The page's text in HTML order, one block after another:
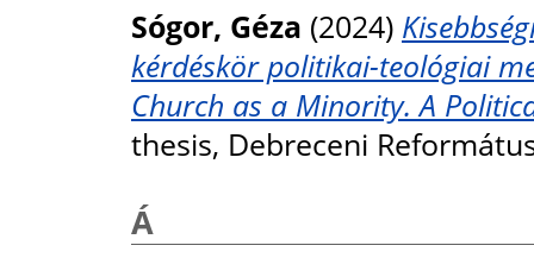
Sógor, Géza (2024)
kérdéskör politikai-teológiai
Church as a Minority. A
thesis, Debreceni
Á